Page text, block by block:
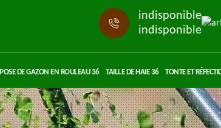
indisponible
indisponible
POSE DE GAZON EN ROULEAU 36 TAILLE DE HAIE 36 TONTE ET